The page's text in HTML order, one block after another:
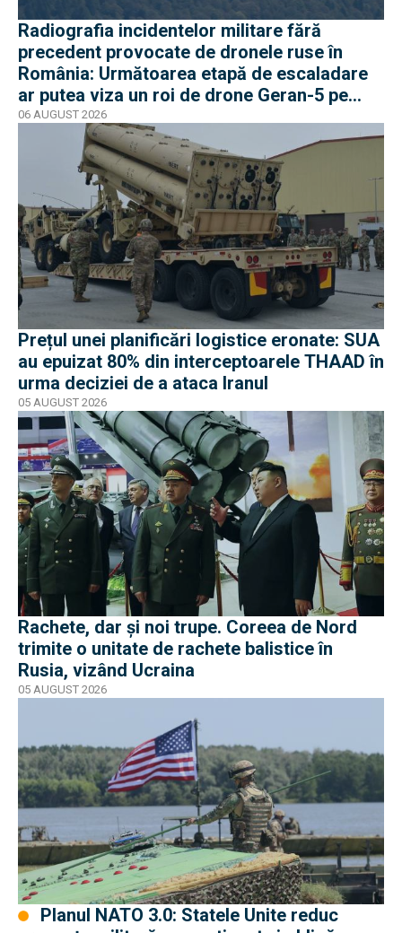
Radiografia incidentelor militare fără
precedent provocate de dronele ruse în
România: Următoarea etapă de escaladare
ar putea viza un roi de drone Geran-5 pe
direcția Galați-Reni
06 AUGUST 2026
Prețul unei planificări logistice eronate: SUA
au epuizat 80% din interceptoarele THAAD în
urma deciziei de a ataca Iranul
05 AUGUST 2026
Rachete, dar și noi trupe. Coreea de Nord
trimite o unitate de rachete balistice în
Rusia, vizând Ucraina
05 AUGUST 2026